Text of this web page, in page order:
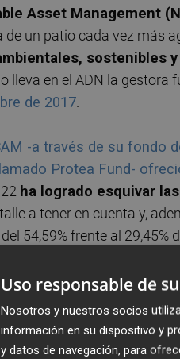
Asset Management
un patio cada vez más
sostenibles
lleva en el ADN la gestora
de 2017.
-a través de su fondo
Protea Fund-
ha logrado esquivar
a tener en cuenta y,
54,59% frente al 29,45%
mercados seguimos
a ellos porque están
de este año.
Uso responsable de
Nosotros y nuestros socios
información en su dispositivo y
y datos de navegación, para